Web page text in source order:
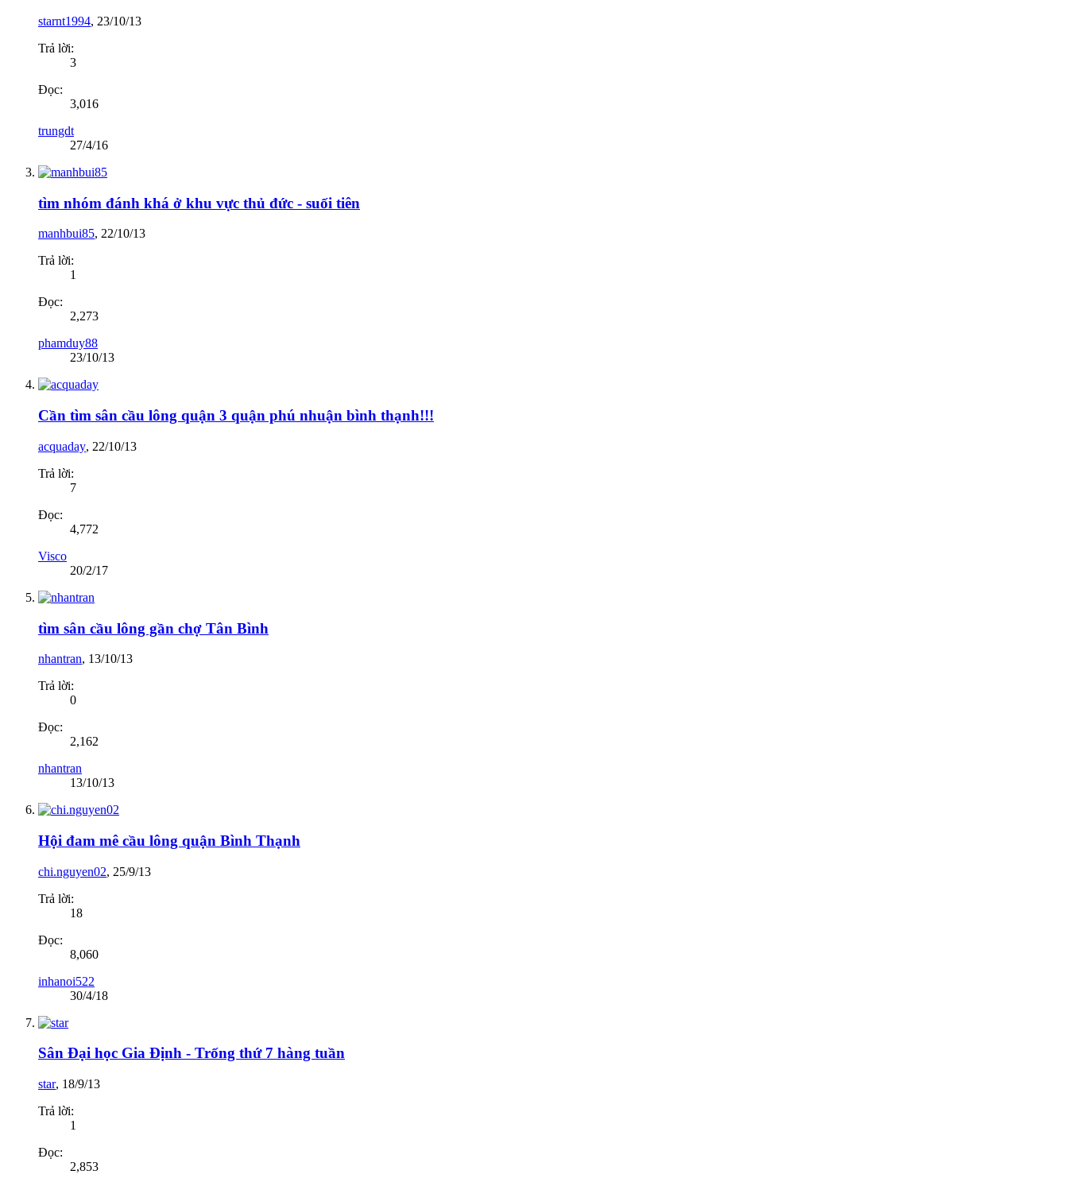
starnt1994, 23/10/13
Trả lời:
3
Đọc:
3,016
trungdt
27/4/16
tìm nhóm đánh khá ở khu vực thủ đức - suối tiên
manhbui85, 22/10/13
Trả lời:
1
Đọc:
2,273
phamduy88
23/10/13
Cần tìm sân cầu lông quận 3 quận phú nhuận bình thạnh!!!
acquaday, 22/10/13
Trả lời:
7
Đọc:
4,772
Visco
20/2/17
tìm sân cầu lông gần chợ Tân Bình
nhantran, 13/10/13
Trả lời:
0
Đọc:
2,162
nhantran
13/10/13
Hội đam mê cầu lông quận Bình Thạnh
chi.nguyen02, 25/9/13
Trả lời:
18
Đọc:
8,060
inhanoi522
30/4/18
Sân Đại học Gia Định - Trống thứ 7 hàng tuần
star, 18/9/13
Trả lời:
1
Đọc:
2,853